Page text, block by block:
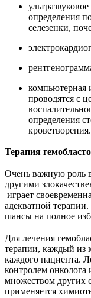
определения
селезенки,
компьютерная
проводятся с
определения
кроветворения.
Терапия
Очень важную роль
другими
играет
адекватной
шансы на полное
Для лечения
терапии, каждый из
каждого пациента.
контролем онколога
множеством других
применяется